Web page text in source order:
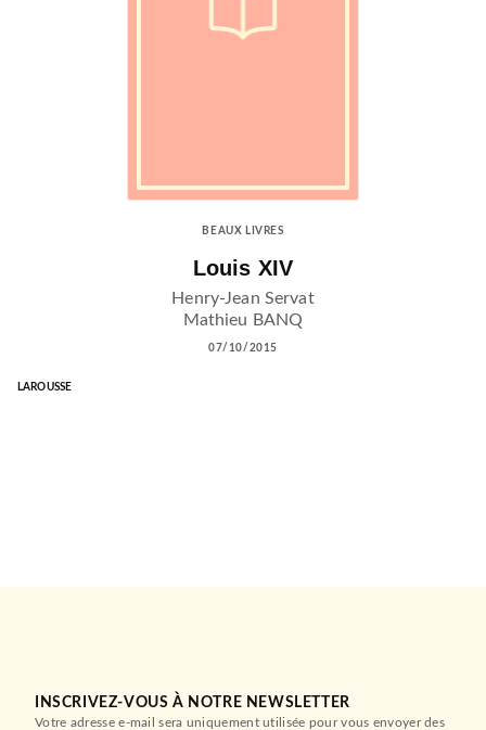
BEAUX LIVRES
Louis XIV
Henry-Jean Servat
Mathieu BANQ
07/10/2015
LAROUSSE
INSCRIVEZ-VOUS À NOTRE NEWSLETTER
Votre adresse e-mail sera uniquement utilisée pour vous envoyer des